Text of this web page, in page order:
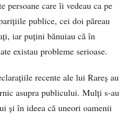
persoane care îi vedeau ca pe
publice, cei doi păreau
iar puțini bănuiau că în
existau probleme serioase.
recente ale lui Rareș au
asupra publicului. Mulți s-au
și în ideea că uneori oamenii